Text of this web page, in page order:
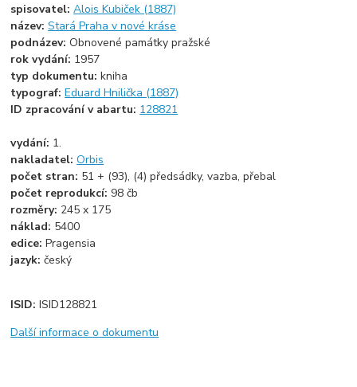
spisovatel:Alois Kubiček (1887)
název:Stará Praha v nové kráse
podnázev:Obnovené památky pražské
rok vydání: 1957
typ dokumentu:kniha
typograf:Eduard Hnilička (1887)
ID zpracování v abartu: 128821
vydání: 1.
nakladatel:Orbis
počet stran: 51 + (93), (4) předsádky, vazba, přebal
počet reprodukcí: 98 čb
rozměry: 245 x 175
náklad: 5400
edice:Pragensia
jazyk:český
ISID:ISID128821
Další informace o dokumentu